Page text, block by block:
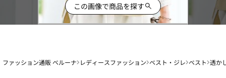
この画像で商品を探す
ファッション通販 ベルーナ レディースファッション ベスト・ジレ ベスト 透か